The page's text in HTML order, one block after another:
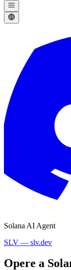
Solana AI Agent
SLV — slv.dev
Opere a